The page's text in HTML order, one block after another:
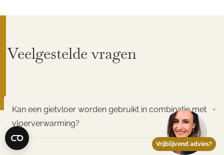
Veelgestelde vragen
Kan een gietvloer worden gebruikt in combinatie met
vloerverwarming?
+
Vrijblijvend advies?